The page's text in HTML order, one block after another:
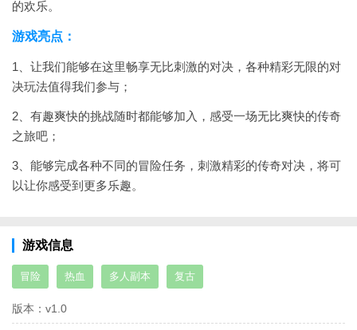
的欢乐。
游戏亮点：
1、让我们能够在这里畅享无比刺激的对决，各种精彩无限的对
决玩法值得我们参与；
2、有趣爽快的挑战随时都能够加入，感受一场无比爽快的传奇
之旅吧；
3、能够完成各种不同的冒险任务，刺激精彩的传奇对决，将可
以让你感受到更多乐趣。
游戏信息
冒险 热血 多人副本 复古
版本： v1.0